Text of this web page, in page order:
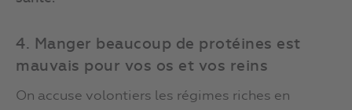
4. Manger beaucoup de protéines est
mauvais pour vos os et vos reins
On accuse volontiers les régimes riches en